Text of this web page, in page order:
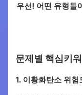
우선! 어떤 유형들
문제별 핵심키
1. 이황화탄소 위험